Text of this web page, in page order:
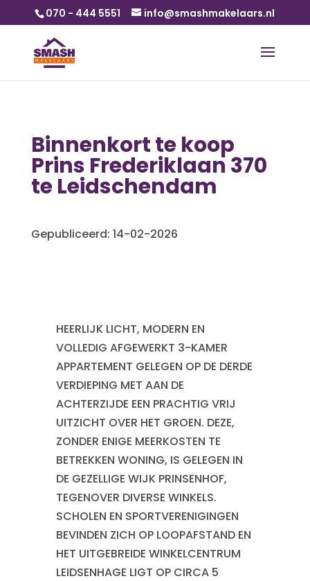
070 - 444 5551 info@smashmakelaars.nl
Binnenkort te koop
Prins Frederiklaan 370
te Leidschendam
Gepubliceerd: 14-02-2026
HEERLIJK LICHT, MODERN EN
VOLLEDIG AFGEWERKT 3-KAMER
APPARTEMENT GELEGEN OP DE DERDE
VERDIEPING MET AAN DE
ACHTERZIJDE EEN PRACHTIG VRIJ
UITZICHT OVER HET GROEN. DEZE,
ZONDER ENIGE MEERKOSTEN TE
BETREKKEN WONING, IS GELEGEN IN
DE GEZELLIGE WIJK PRINSENHOF,
TEGENOVER DIVERSE WINKELS.
SCHOLEN EN SPORTVERENIGINGEN
BEVINDEN ZICH OP LOOPAFSTAND EN
HET UITGEBREIDE WINKELCENTRUM
LEIDSENHAGE LIGT OP CIRCA 5